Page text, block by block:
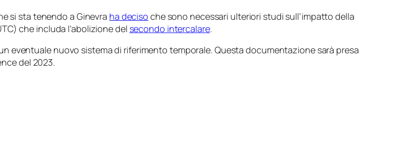
si sta tenendo a Ginevra ha deciso che sono necessari ulteriori studi sull’impatto della
che includa l’abolizione del secondo intercalare.
eventuale nuovo sistema di riferimento temporale. Questa documentazione sarà presa
del 2023.